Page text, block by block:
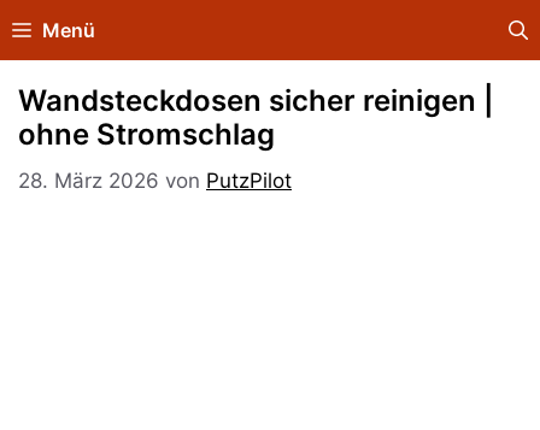
Inhalt
Menü
Wandsteckdosen sicher reinigen |
ohne Stromschlag
28. März 2026 von PutzPilot